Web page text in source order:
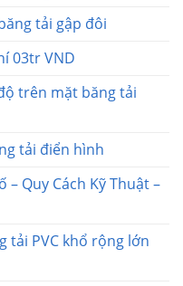
tải gập đôi
03tr VND
trên mặt băng tải
tải điển hình
– Quy Cách Kỹ Thuật –
tải PVC khổ rộng lớn